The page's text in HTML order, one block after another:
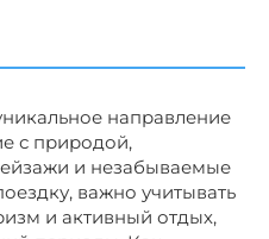
направление
с природой,
и незабываемые
важно учитывать
и активный отдых,